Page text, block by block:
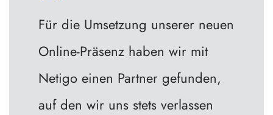
Für die Umsetzung unserer neuen
Online-Präsenz haben wir mit
Netigo einen Partner gefunden,
auf den wir uns stets verlassen